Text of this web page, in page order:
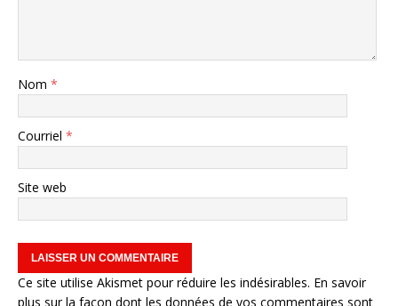
Nom *
Courriel *
Site web
Ce site utilise Akismet pour réduire les indésirables. En savoir
plus sur la façon dont les données de vos commentaires sont